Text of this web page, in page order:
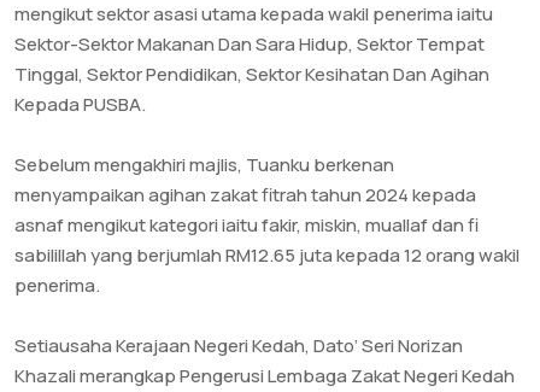
mengikut sektor asasi utama kepada wakil penerima iaitu
Sektor-Sektor Makanan Dan Sara Hidup, Sektor Tempat
Tinggal, Sektor Pendidikan, Sektor Kesihatan Dan Agihan
Kepada PUSBA.
Sebelum mengakhiri majlis, Tuanku berkenan
menyampaikan agihan zakat fitrah tahun 2024 kepada
asnaf mengikut kategori iaitu fakir, miskin, muallaf dan fi
sabilillah yang berjumlah RM12.65 juta kepada 12 orang wakil
penerima.
Setiausaha Kerajaan Negeri Kedah, Dato’ Seri Norizan
Khazali merangkap Pengerusi Lembaga Zakat Negeri Kedah